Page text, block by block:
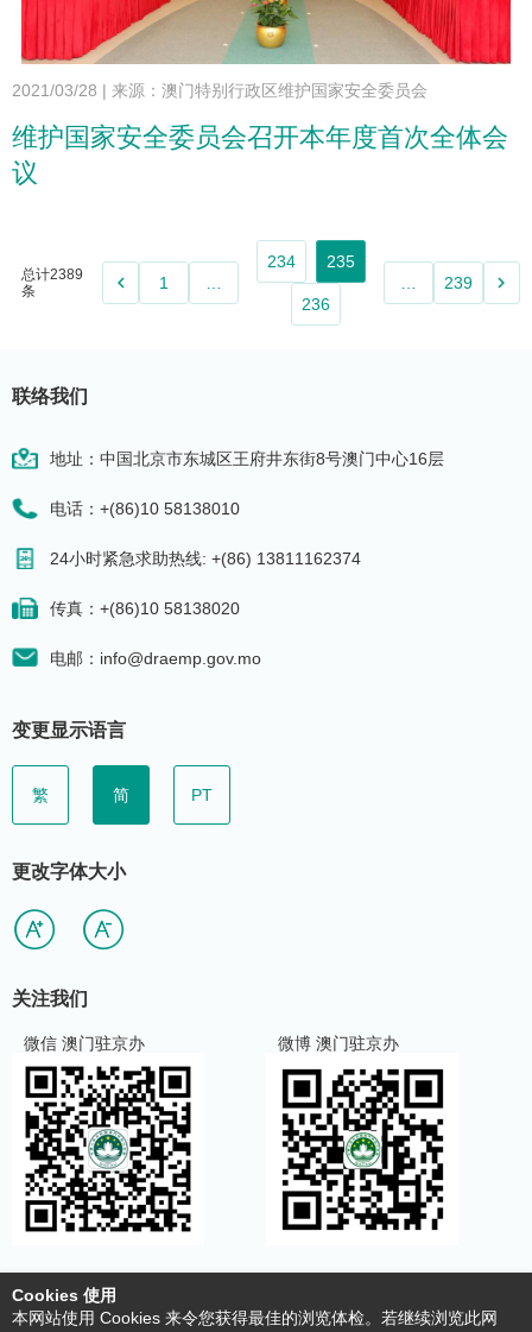
2021/03/28 | 来源：澳门特别行政区维护国家安全委员会
维护国家安全委员会召开本年度首次全体会
议
总计2389
条
keyboard_arrow_left 1
234 235
236
239 keyboard_arrow_right
联络我们
地址：中国北京市东城区王府井东街8号澳门中心16层
电话：+(86)10 58138010
24小时紧急求助热线: +(86) 13811162374
传真：+(86)10 58138020
电邮：info@draemp.gov.mo
变更显示语言
繁 简 PT
更改字体大小
关注我们
微信 澳门驻京办 微博 澳门驻京办
收集个人资料声明
Cookies 使用
本网站使用 Cookies 来令您获得最佳的浏览体检。若继续浏览此网